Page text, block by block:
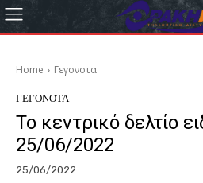
Home Γεγονοτα
ΓΕΓΟΝΟΤΑ
Το κεντρικό δελτίο
25/06/2022
25/06/2022